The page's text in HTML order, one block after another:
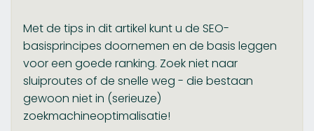
Met de tips in dit artikel kunt u de SEO-
basisprincipes doornemen en de basis leggen
voor een goede ranking. Zoek niet naar
sluiproutes of de snelle weg - die bestaan
gewoon niet in (serieuze)
zoekmachineoptimalisatie!